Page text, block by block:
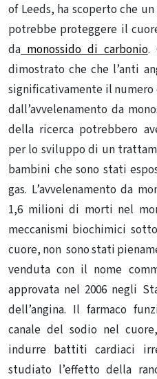
of Leeds, ha scoperto che
potrebbe proteggere il
da monossido di carbonio.
dimostrato che che l’anti
significativamente il
dall’avvelenamento da
della ricerca potrebbero
per lo sviluppo di un
bambini che sono stati
gas. L’avvelenamento da
1,6 milioni di morti nel
meccanismi biochimici
cuore, non sono stati
venduta con il nome
approvata nel 2006 negli
dell’angina. Il farmaco
canale del sodio nel
indurre battiti cardiaci
studiato l’effetto della